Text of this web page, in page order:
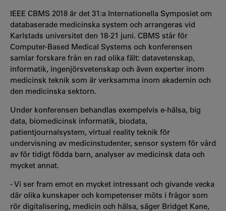
IEEE CBMS 2018 är det 31:a Internationella Symposiet om
databaserade medicinska system och arrangeras vid
Karlstads universitet den 18-21 juni. CBMS står för
Computer-Based Medical Systems och konferensen
samlar forskare från en rad olika fält: datavetenskap,
informatik, ingenjörsvetenskap och även experter inom
medicinsk teknik som är verksamma inom akademin och
den medicinska sektorn.
Under konferensen behandlas exempelvis e-hälsa, big
data, biomedicinsk informatik, biodata,
patientjournalsystem, virtual reality teknik för
undervisning av medicinstudenter, sensor system för vård
av för tidigt födda barn, analyser av medicinsk data och
mycket annat.
- Vi ser fram emot en mycket intressant och givande vecka
där olika kunskaper och kompetenser möts i frågor som
rör digitalisering, medicin och hälsa, säger Bridget Kane,